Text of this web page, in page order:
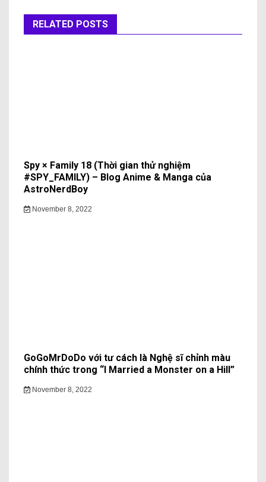
RELATED POSTS
Spy × Family 18 (Thời gian thử nghiệm
#SPY_FAMILY) – Blog Anime & Manga của
AstroNerdBoy
November 8, 2022
GoGoMrDoDo với tư cách là Nghệ sĩ chỉnh màu
chính thức trong “I Married a Monster on a Hill”
November 8, 2022